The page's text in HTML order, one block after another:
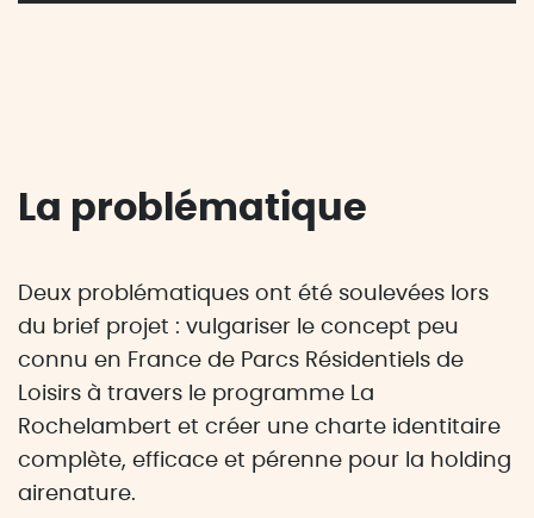
La problématique
Deux problématiques ont été soulevées lors
du brief projet : vulgariser le concept peu
connu en France de Parcs Résidentiels de
Loisirs à travers le programme La
Rochelambert et créer une charte identitaire
complète, efficace et pérenne pour la holding
airenature.